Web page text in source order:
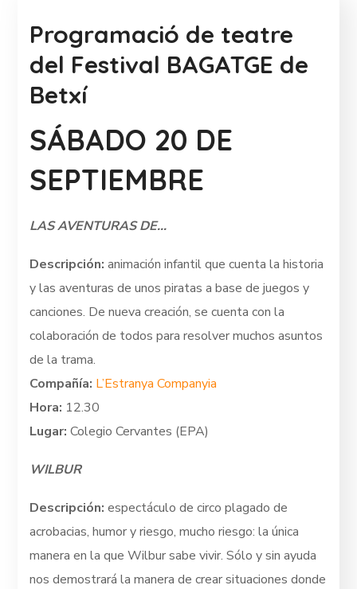
Programació de teatre
del Festival BAGATGE de
Betxí
SÁBADO 20 DE
SEPTIEMBRE
LAS AVENTURAS DE…
Descripción: animación infantil que cuenta la historia
y las aventuras de unos piratas a base de juegos y
canciones. De nueva creación, se cuenta con la
colaboración de todos para resolver muchos asuntos
de la trama.
Compañía: L’Estranya Companyia
Hora: 12.30
Lugar: Colegio Cervantes (EPA)
WILBUR
Descripción: espectáculo de circo plagado de
acrobacias, humor y riesgo, mucho riesgo: la única
manera en la que Wilbur sabe vivir. Sólo y sin ayuda
nos demostrará la manera de crear situaciones donde